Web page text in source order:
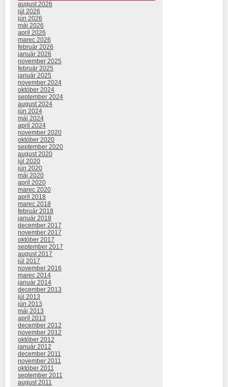
august 2026
júl 2026
jún 2026
máj 2026
apríl 2026
marec 2026
február 2026
január 2026
november 2025
február 2025
január 2025
november 2024
október 2024
september 2024
august 2024
jún 2024
máj 2024
apríl 2024
november 2020
október 2020
september 2020
august 2020
júl 2020
jún 2020
máj 2020
apríl 2020
marec 2020
apríl 2018
marec 2018
február 2018
január 2018
december 2017
november 2017
október 2017
september 2017
august 2017
júl 2017
november 2016
marec 2014
január 2014
december 2013
júl 2013
jún 2013
máj 2013
apríl 2013
december 2012
november 2012
október 2012
január 2012
december 2011
november 2011
október 2011
september 2011
august 2011